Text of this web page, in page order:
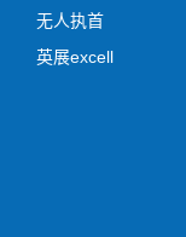
无人执首
英展excell